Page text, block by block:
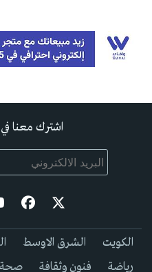
اشترك معنا في
الكويت الشرق الاوسط
رياضة
فنون وثقافة صحة